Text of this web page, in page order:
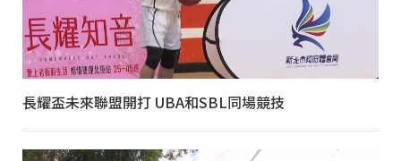
長耀盃未來聯盟開打 UBA和SBL同場競技